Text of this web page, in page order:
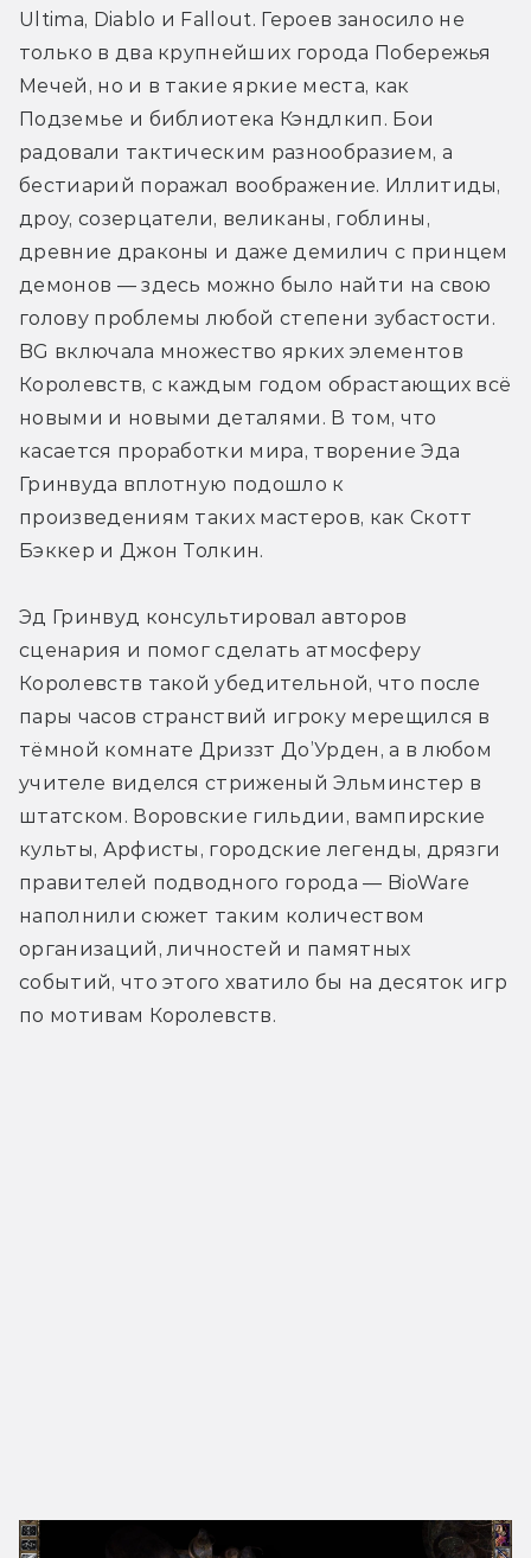
Ultima, Diablo и Fallout. Героев заносило не
только в два крупнейших города Побережья
Мечей, но и в такие яркие места, как
Подземье и библиотека Кэндлкип. Бои
радовали тактическим разнообразием, а
бестиарий поражал воображение. Иллитиды,
дроу, созерцатели, великаны, гоблины,
древние драконы и даже демилич с принцем
демонов — здесь можно было найти на свою
голову проблемы любой степени зубастости.
BG включала множество ярких элементов
Королевств, с каждым годом обрастающих всё
новыми и новыми деталями. В том, что
касается проработки мира, творение Эда
Гринвуда вплотную подошло к
произведениям таких мастеров, как Скотт
Бэккер и Джон Толкин.
Эд Гринвуд консультировал авторов
сценария и помог сделать атмосферу
Королевств такой убедительной, что после
пары часов странствий игроку мерещился в
тёмной комнате Дриззт До’Урден, а в любом
учителе виделся стриженый Эльминстер в
штатском. Воровские гильдии, вампирские
культы, Арфисты, городские легенды, дрязги
правителей подводного города — BioWare
наполнили сюжет таким количеством
организаций, личностей и памятных
событий, что этого хватило бы на десяток игр
по мотивам Королевств.